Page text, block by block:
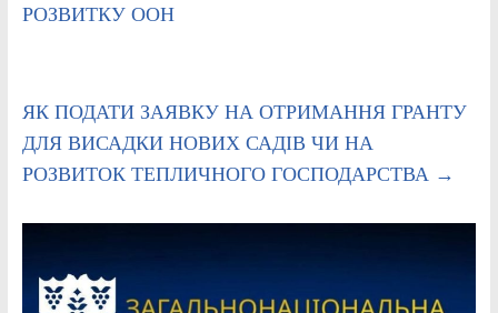
РОЗВИТКУ ООН
ЯК ПОДАТИ ЗАЯВКУ НА ОТРИМАННЯ ГРАНТУ
ДЛЯ ВИСАДКИ НОВИХ САДІВ ЧИ НА
РОЗВИТОК ТЕПЛИЧНОГО ГОСПОДАРСТВА →